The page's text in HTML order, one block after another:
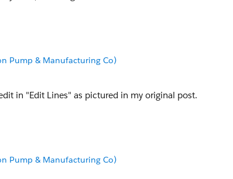
Pump & Manufacturing Co)
in "Edit Lines" as pictured in my original post.
Pump & Manufacturing Co)